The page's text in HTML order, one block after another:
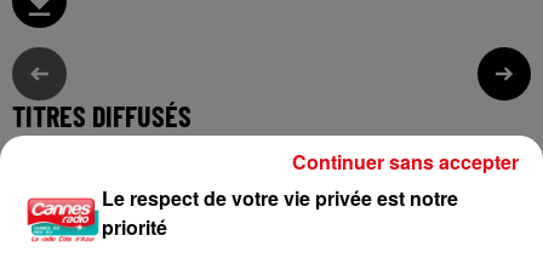
TITRES DIFFUSÉS
4h56
4h56 4h53
4h53 4h51
4h51
Le respect de votre vie privée est notre
priorité
Continuer sans accepter